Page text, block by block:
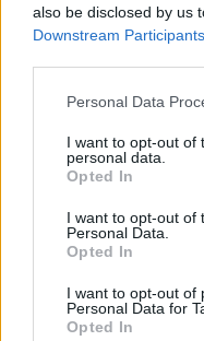
also be disclosed by us
Downstream Participants
Please note that this
not limited to your visit
grant or deny consent
use your data for below
consent section.
Personal Data
I want to opt-out of
personal data.
Opted In
I want to opt-out of
Personal Data.
Opted In
I want to opt-out of
Personal Data for
Opted In
Betegségek A-Z
Tünet
Vizsgálat
Életmódváltás
Kutatás
Prevenció
Hírek
Videók
Kisállatok